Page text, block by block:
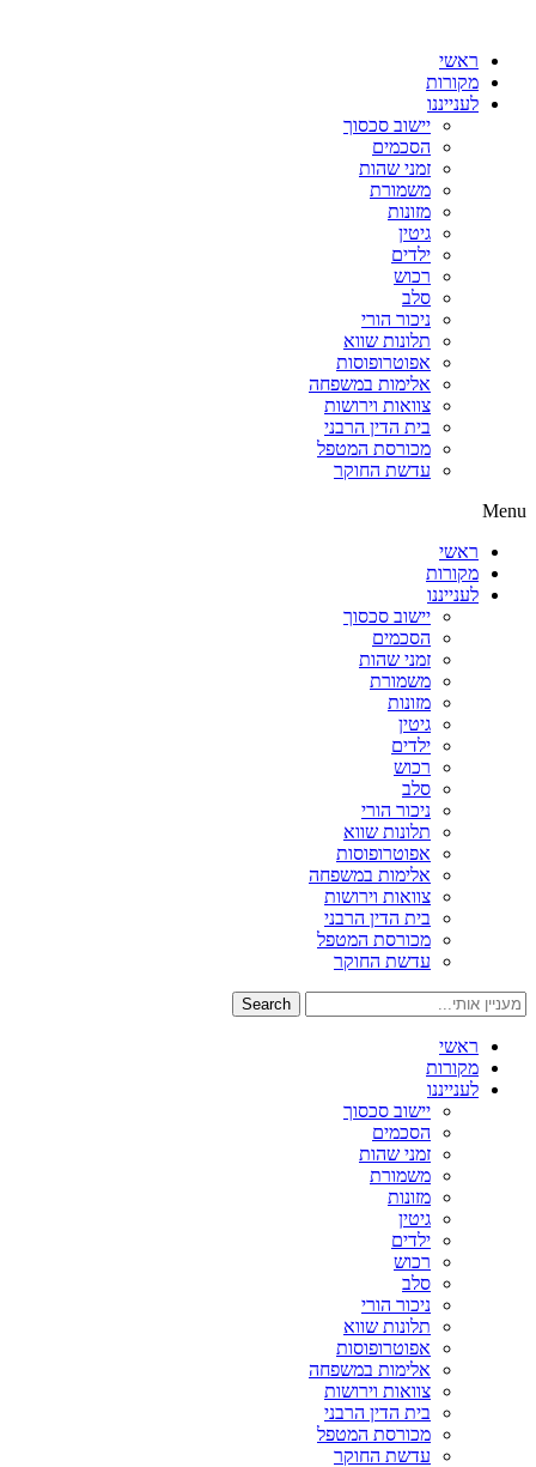
ראשי
מקורות
לענייננו
יישוב סכסוך
הסכמים
זמני שהות
משמורת
מזונות
גיטין
ילדים
רכוש
סלב
ניכור הורי
תלונות שווא
אפוטרופוסות
אלימות במשפחה
צוואות וירושות
בית הדין הרבני
מכורסת המטפל
עדשת החוקר
Menu
ראשי
מקורות
לענייננו
יישוב סכסוך
הסכמים
זמני שהות
משמורת
מזונות
גיטין
ילדים
רכוש
סלב
ניכור הורי
תלונות שווא
אפוטרופוסות
אלימות במשפחה
צוואות וירושות
בית הדין הרבני
מכורסת המטפל
עדשת החוקר
Search
ראשי
מקורות
לענייננו
יישוב סכסוך
הסכמים
זמני שהות
משמורת
מזונות
גיטין
ילדים
רכוש
סלב
ניכור הורי
תלונות שווא
אפוטרופוסות
אלימות במשפחה
צוואות וירושות
בית הדין הרבני
מכורסת המטפל
עדשת החוקר